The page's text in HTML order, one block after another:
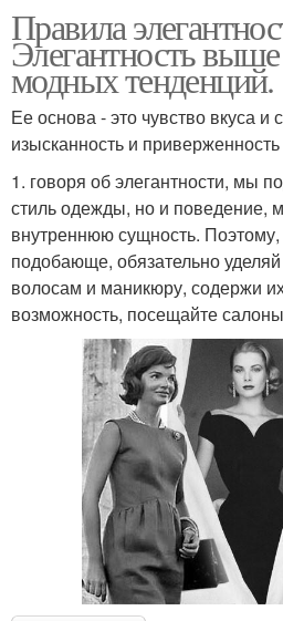
Правила
Элегантность
модных тенденций.
Ее основа - это чувство вкуса и
изысканность и приверженность
1. говоря об элегантности, мы
стиль одежды, но и поведение,
внутреннюю сущность.
подобающе, обязательно
волосам и маникюру, содержи
возможность, посещайте